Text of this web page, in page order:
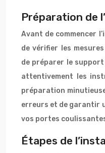
Préparation de
Avant de commencer
de vérifier les
de préparer le
attentivement les
préparation
erreurs et de garantir
vos portes
Étapes de